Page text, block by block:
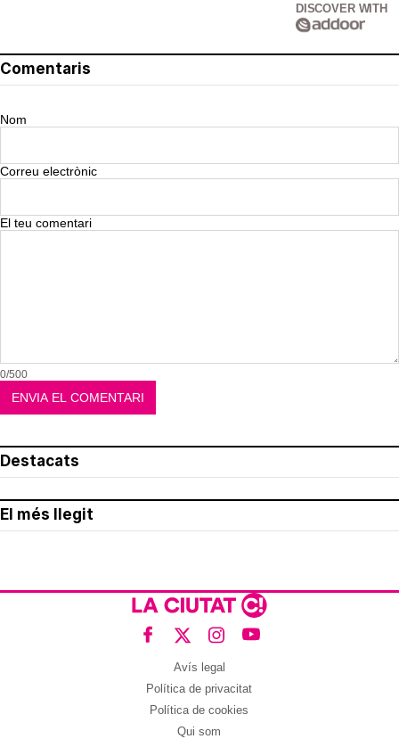
DISCOVER WITH
Comentaris
Nom
Correu electrònic
El teu comentari
0/500
Destacats
El més llegit
Avís legal
Política de privacitat
Política de cookies
Qui som